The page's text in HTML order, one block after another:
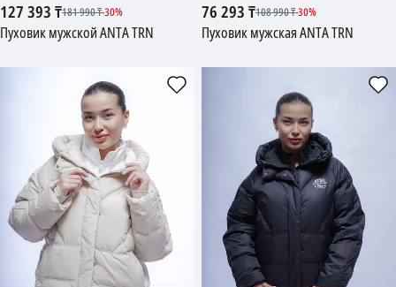
127 393₸181 990₸-30%
Пуховик мужской ANTA TRN
76 293₸108 990₸-30%
Пуховик мужская ANTA TRN